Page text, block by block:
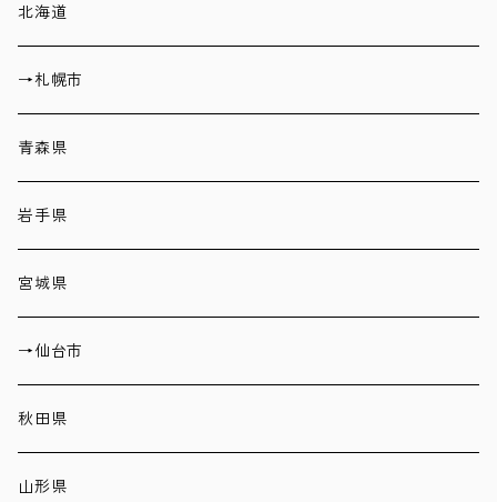
北海道
→札幌市
青森県
岩手県
宮城県
→仙台市
秋田県
山形県